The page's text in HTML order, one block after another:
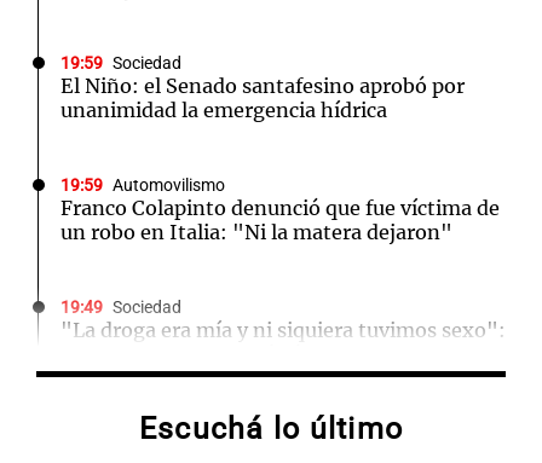
19:59 Sociedad
El Niño: el Senado santafesino aprobó por
unanimidad la emergencia hídrica
19:59 Automovilismo
Franco Colapinto denunció que fue víctima de
un robo en Italia: "Ni la matera dejaron"
19:49 Sociedad
"La droga era mía y ni siquiera tuvimos sexo":
Moyano
Escuchá lo último